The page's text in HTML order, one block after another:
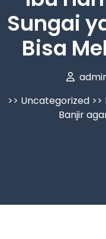
Sungai
Bisa
>> Uncategorized
Banjir